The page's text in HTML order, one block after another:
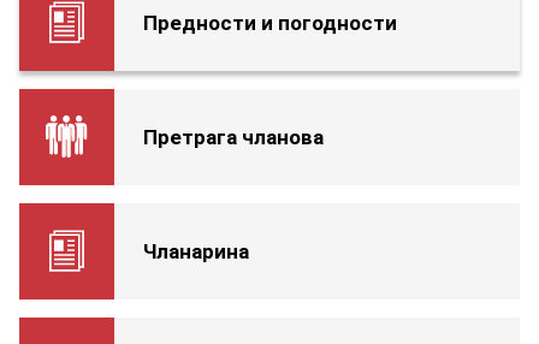
Предности и погодности
Претрага чланова
Чланарина